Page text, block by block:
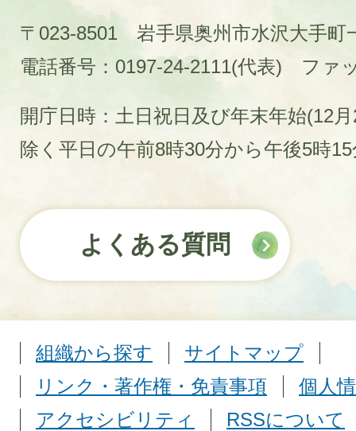
〒023-8501 岩手県奥州市水沢大手町
電話番号：0197-24-2111(代表)
ファ
開庁日時：土日祝日及び年末年始(12
除く平日の午前8時30分から午後5時
よくある質問
組織から探す
サイトマップ
リンク・著作権・免責事項
個人
アクセシビリティ
RSSについて